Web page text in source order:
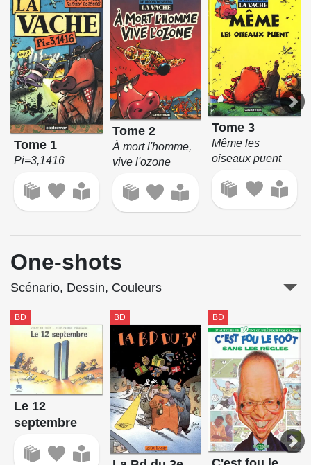
Tome 1
Pi=3,1416
Tome 2
À mort l'homme,
vive l'ozone
Tome 3
Même les
oiseaux puent
One-shots
Scénario, Dessin, Couleurs
BD
Le 12
septembre
BD BD